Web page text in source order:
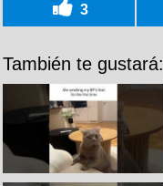
3
También te gustará: